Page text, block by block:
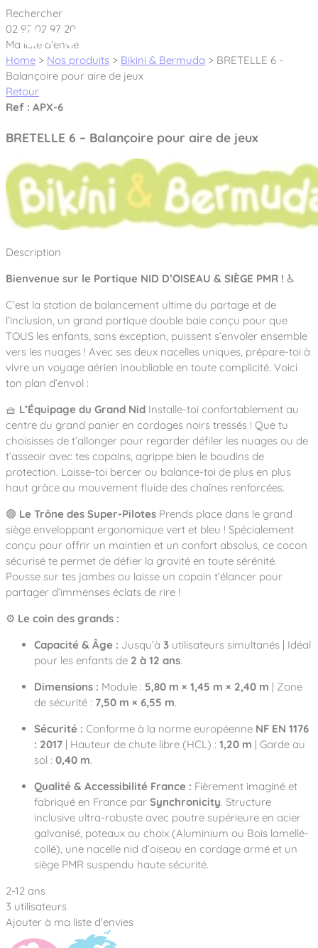
Cookies management panel
Créateur et fabricant d’aires de jeux &
équipements sportifs
Nos dernières actualités
À propos
Notre partenariat avec l’association Rêves de clown
Nos Garanties
Notre concept
Notre entreprise
Notre équipe
Nous rejoindre
Tous nos jeux
Jeux recyclés
Nos univers
Sport & Fitness Sport&Co®
Agrès fitness
Parcours de santé
Stadium Arena
Street workout
Équipements sportifs
Mobilier & accessoires
Mobilier urbain
Accessoires ludiques
Nos clients
Collectivités
Établissements scolaires
Architectes, Paysagistes-concepteurs
Camping et résidences de vacances
Notre expertise
Des aires intergénérationnelles de
Des aires de jeux pour tous les enfants
L’éco-conception de nos jeux
La végétalisation des cours d’école
Nos fonctions ludiques & sportives
Nos sols amortissants
Réalisations
Contact
Les questions fréquentes
Catalogues
Rechercher
02 97 02 97 20
Ma liste d’envie
Home > Nos produits > Bikini & Bermuda > BRETELLE 6 -
Balançoire pour aire de jeux
Retour
Ref : APX-6
BRETELLE 6 – Balançoire pour aire de jeux
Description
Bienvenue sur le Portique NID D’OISEAU & SIÈGE PMR ! ♿
C’est la station de balancement ultime du partage et de
l’inclusion, un grand portique double baie conçu pour que
TOUS les enfants, sans exception, puissent s’envoler ensemble
vers les nuages ! Avec ses deux nacelles uniques, prépare-toi à
vivre un voyage aérien inoubliable en toute complicité. Voici
ton plan d’envol :
🧺 L’Équipage du Grand Nid Installe-toi confortablement au
centre du grand panier en cordages noirs tressés ! Que tu
choisisses de t’allonger pour regarder défiler les nuages ou de
t’asseoir avec tes copains, agrippe bien le boudins de
protection. Laisse-toi bercer ou balance-toi de plus en plus
haut grâce au mouvement fluide des chaînes renforcées.
🟢 Le Trône des Super-Pilotes Prends place dans le grand
siège enveloppant ergonomique vert et bleu ! Spécialement
conçu pour offrir un maintien et un confort absolus, ce cocon
sécurisé te permet de défier la gravité en toute sérénité.
Pousse sur tes jambes ou laisse un copain t’élancer pour
partager d’immenses éclats de rire !
⚙️ Le coin des grands :
Capacité & Âge : Jusqu’à 3 utilisateurs simultanés | Idéal
pour les enfants de 2 à 12 ans.
Dimensions : Module : 5,80 m × 1,45 m × 2,40 m | Zone
de sécurité : 7,50 m × 6,55 m.
Sécurité : Conforme à la norme européenne NF EN 1176
: 2017 | Hauteur de chute libre (HCL) : 1,20 m | Garde au
sol : 0,40 m.
Qualité & Accessibilité France : Fièrement imaginé et
fabriqué en France par Synchronicity. Structure
inclusive ultra-robuste avec poutre supérieure en acier
galvanisé, poteaux au choix (Aluminium ou Bois lamellé-
collé), une nacelle nid d’oiseau en cordage armé et un
siège PMR suspendu haute sécurité.
2-12 ans
3 utilisateurs
Ajouter à ma liste d'envies